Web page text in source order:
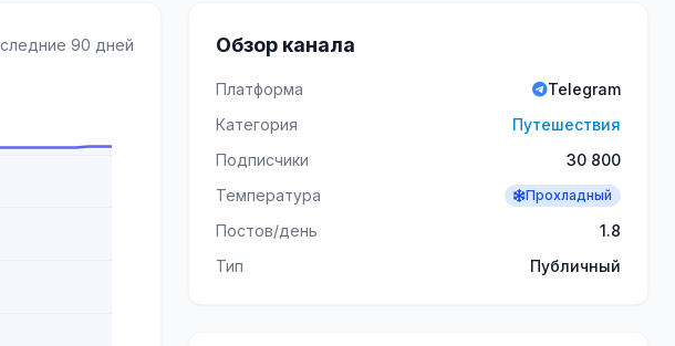
90 дней
Обзор канала
Платформа
Telegram
Категория
Путешествия
Подписчики
30 800
Температура
Прохладный
Постов/день
1.8
Тип
Публичный